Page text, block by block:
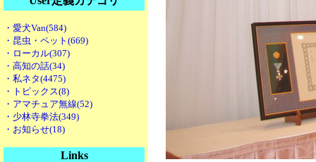
・愛犬Van(584)
・昆虫・ペット(669)
・ローカル(307)
・高知の話(34)
・私ネタ(4475)
・トピックス(8)
・アマチュア無線(52)
・少林寺拳法(349)
・お知らせ(18)
Links